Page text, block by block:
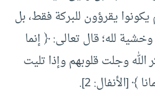
يقرؤون للبركة فقط، بل
وخشية لله؛ قال تعالى: ﴿ إنما
الله وجلت قلوبهم وإذا تليت
﴾ [الأنفال: 2].